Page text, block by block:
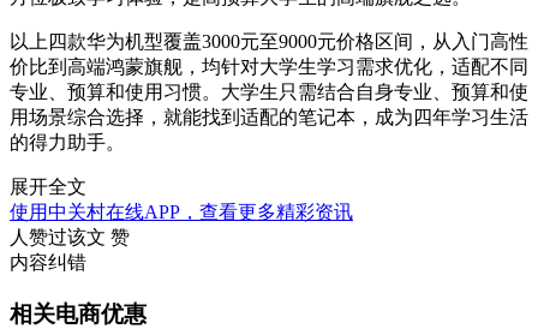
以上四款华为机型覆盖3000元至9000元价格区间，从入门高性
价比到高端鸿蒙旗舰，均针对大学生学习需求优化，适配不同
专业、预算和使用习惯。大学生只需结合自身专业、预算和使
用场景综合选择，就能找到适配的笔记本，成为四年学习生活
的得力助手。
展开全文
使用中关村在线APP，查看更多精彩资讯
人赞过该文 赞
内容纠错
相关电商优惠